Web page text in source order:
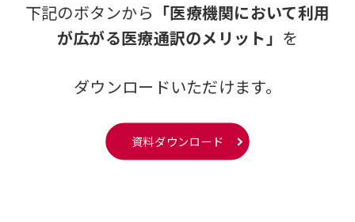
下記のボタンから 「医療機関において利用
が広がる医療通訳のメリット」 を
ダウンロードいただけます。
資料ダウンロード